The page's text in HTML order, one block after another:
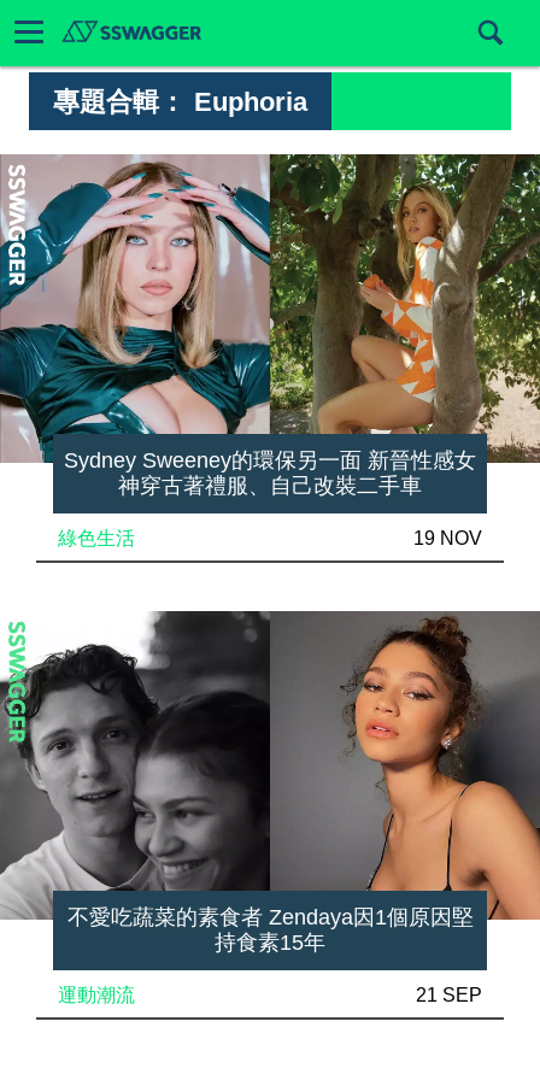
專題合輯： Euphoria
Sydney Sweeney的環保另一面 新晉性感女
神穿古著禮服、自己改裝二手車
綠色生活 19 NOV
不愛吃蔬菜的素食者 Zendaya因1個原因堅
持食素15年
運動潮流 21 SEP